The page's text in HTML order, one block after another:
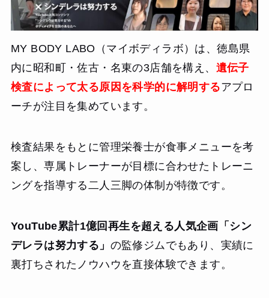
MY BODY LABO（マイボディラボ）は、徳島県
内に昭和町・佐古・名東の3店舗を構え、 遺伝子
検査によって太る原因を科学的に解明するアプロ
ーチが注目を集めています。
検査結果をもとに管理栄養士が食事メニューを考
案し、専属トレーナーが目標に合わせたトレーニ
ングを指導する二人三脚の体制が特徴です。
YouTube累計1億回再生を超える人気企画「シン
デレラは努力する」 の監修ジムでもあり、実績に
裏打ちされたノウハウを直接体験できます。